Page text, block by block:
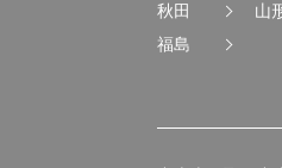
秋田
山
福島